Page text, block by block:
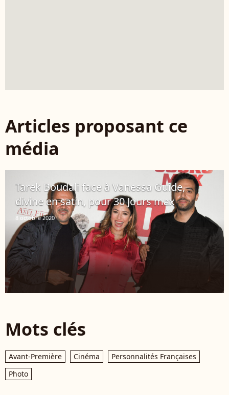
Articles proposant ce
média
Tarek Boudali face à Vanessa Guide,
divine en satin, pour 30 Jours max
8 octobre 2020
Mots clés
Avant-Première Cinéma
Personnalités Françaises
Photo